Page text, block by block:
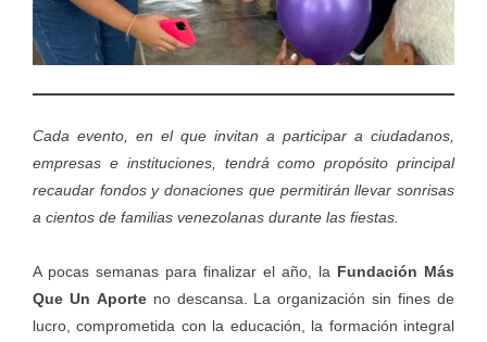
Cada evento, en el que invitan a participar a ciudadanos,
empresas e instituciones, tendrá como propósito principal
recaudar fondos y donaciones que permitirán llevar sonrisas
a cientos de familias venezolanas durante las fiestas.
A pocas semanas para finalizar el año, la Fundación Más
Que Un Aporte no descansa. La organización sin fines de
lucro, comprometida con la educación, la formación integral